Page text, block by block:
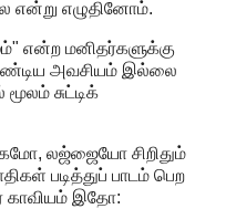
என்று எழுதினோம்.
என்ற மனிதர்களுக்கு
அவசியம் இல்லை
சுட்டிக்
லஜ்ஜையோ சிறிதும்
படித்துப் பாடம் பெற
காவியம் இதோ: